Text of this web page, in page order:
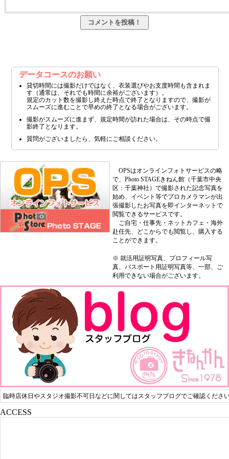
データコースのお願い
貸切時間には撮影だけではなく、衣装選びやお支度時間も含まれま
す（通常は、それでも時間に余裕がございます）。
規定のカット数を撮影し終えた時点で終了となりますので、撮影が
スムーズに進むことで早めの終了となる場合がございます。
撮影がスムーズに進まず、規定時間が訪れた場合は、その時点で撮
影終了となります。
質問がございましたら、気軽にご相談ください。
OPSはオンラインフォトサービスの略
で、Photo STAGEきねん館（千葉市中央
区：千葉神社）で撮影された記念写真を
始め、イベント等でプロカメラマンが出
張撮影したお写真を即インターネットで
閲覧できるサービスです。
ご自宅・仕事先・ネットカフェ・海外
赴任先、どこからでも閲覧し、購入する
ことができます。
※ 就活用証明写真、プロフィール写
真、パスポート用証明写真等、一部、ご
利用できない場合がございます。
臨時店休日やスタジオ撮影不可日などに関してはスタッフブログでご確認くださ
ACCESS